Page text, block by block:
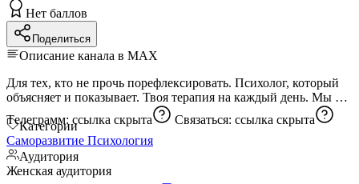
Нет баллов
Поделиться
Описание канала в MAX
Для тех, кто не прочь порефлексировать. Психолог, который
объясняет и показывает. Твоя терапия на каждый день. Мы в
Tелеграмм: ссылка скрыта Связаться: ссылка скрыта
Категории
Саморазвитие Психология
Аудитория
Женская аудитория